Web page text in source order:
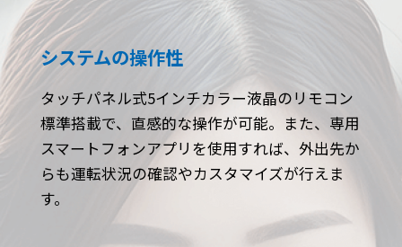
システムの操作性
タッチパネル式5インチカラー液晶のリモコン
標準搭載で、直感的な操作が可能。また、専用
スマートフォンアプリを使用すれば、外出先か
らも運転状況の確認やカスタマイズが行えま
す。